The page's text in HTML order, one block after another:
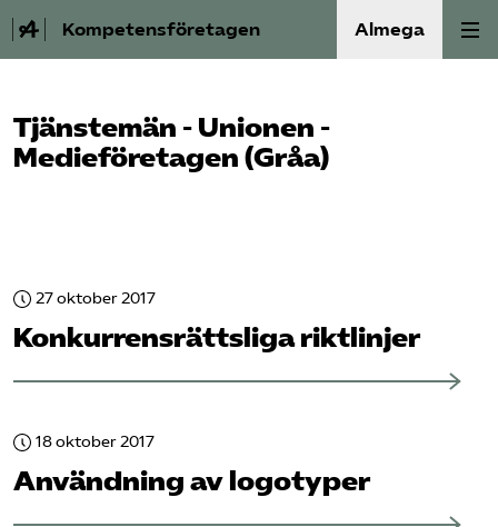
Kompetensföretagen Almega
A-Ö
Våra frågor
Tjänstemän - Unionen -
Medieföretagen (Gråa)
27 oktober 2017
Konkurrensrättsliga riktlinjer
18 oktober 2017
Användning av logotyper